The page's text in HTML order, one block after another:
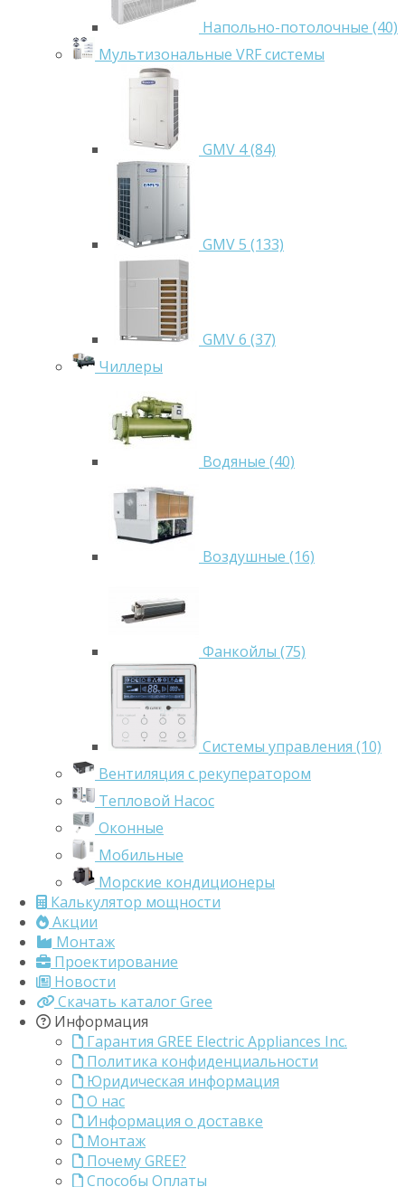
Напольно-потолочные (40)
Мультизональные VRF системы
GMV 4 (84)
GMV 5 (133)
GMV 6 (37)
Чиллеры
Водяные (40)
Воздушные (16)
Фанкойлы (75)
Системы управления (10)
Вентиляция с рекуператором
Тепловой Насос
Оконные
Мобильные
Морские кондиционеры
Калькулятор мощности
Акции
Монтаж
Проектирование
Новости
Скачать каталог Gree
Информация
Гарантия GREE Electric Appliances Inc.
Политика конфиденциальности
Юридическая информация
О нас
Информация о доставке
Монтаж
Почему GREE?
Способы Оплаты